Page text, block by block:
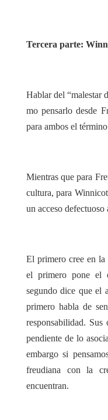
Tercera parte:
Hablar del “malestar
mo pensarlo desde
para ambos el
Mientras que para
cultura, para
un acceso
El primero cree en la
el primero pone el
segundo dice que el
primero habla de
responsabilidad.
pendiente de lo
embargo si
freudiana con la
encuentran.